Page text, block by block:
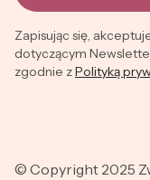
Zapisując się,
dotyczącym
zgodnie zPolityką
© Copyright 2025